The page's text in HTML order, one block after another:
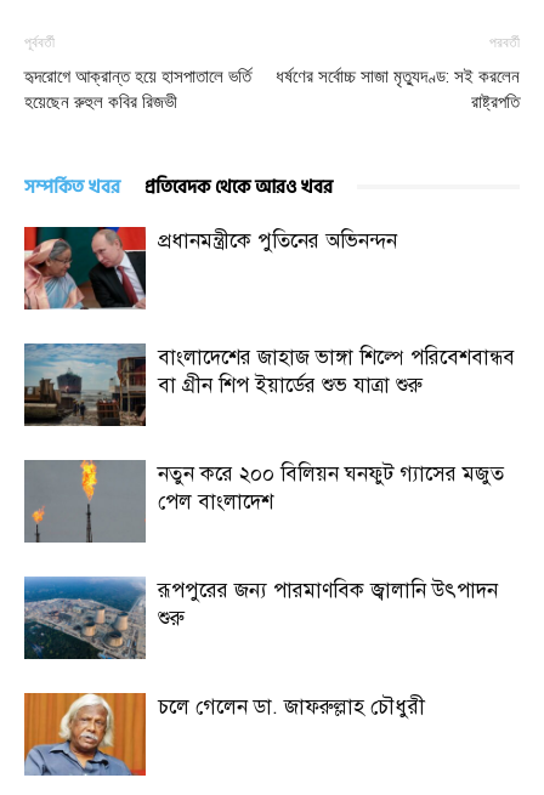
পূর্ববর্তী
হৃদরোগে আক্রান্ত হয়ে হাসপাতালে ভর্তি
হয়েছেন রুহুল কবির রিজভী
পরবর্তী
ধর্ষণের সর্বোচ্চ সাজা মৃত্যুদণ্ড: সই করলেন
রাষ্ট্রপতি
সম্পর্কিত খবর প্রতিবেদক থেকে আরও খবর
প্রধানমন্ত্রীকে পুতিনের অভিনন্দন
বাংলাদেশের জাহাজ ভাঙ্গা শিল্পে পরিবেশবান্ধব
বা গ্রীন শিপ ইয়ার্ডের শুভ যাত্রা শুরু
নতুন করে ২০০ বিলিয়ন ঘনফুট গ্যাসের মজুত
পেল বাংলাদেশ
রূপপুরের জন্য পারমাণবিক জ্বালানি উৎপাদন
শুরু
চলে গেলেন ডা. জাফরুল্লাহ চৌধুরী